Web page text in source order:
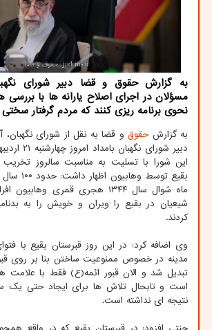
به گزارش حقوق و قضا دبیر شورای
مسؤلان در اجرای اصلاح یارانه ها با بررسی
نحوی برنامه ریزی کنند که مردم گرفتار
به گزارش حقوقو قضا به نقل از شورای نگهبان،
این شورا با تسلیت به مناسبت سالروز تخریب
بقیع توسط
ماه شوال سال ۱۳۴۴ هجری قمری
شیعیان در بقیع را ویران و خویش را به
کردند.
مدینه در خصوص ممنوعیت ساختن بنا بر روی
تبدیل شد و الان قبور ائمه(ع) فقط با
است و تابحال تلاش ها برای ایجاد حتی یک
نتیجه ای نداشته است.